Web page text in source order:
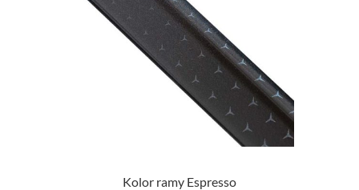
Kolor ramy Espresso